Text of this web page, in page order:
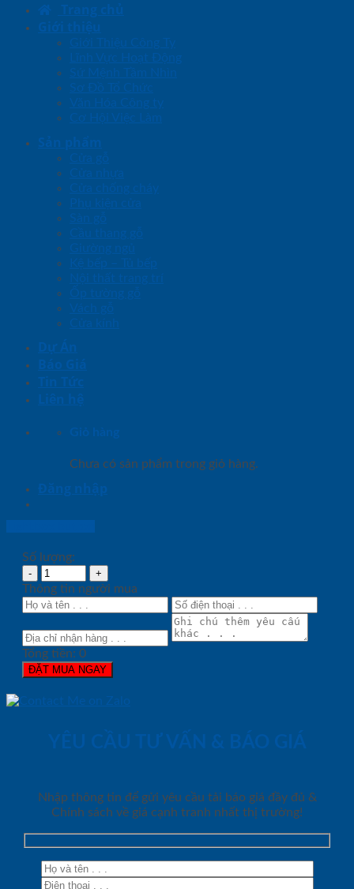
Trang chủ
Giới thiệu
Giới Thiệu Công Ty
Lĩnh Vực Hoạt Động
Sứ Mệnh Tầm Nhìn
Sơ Đồ Tổ Chức
Văn Hóa Công ty
Cơ Hội Việc Làm
Sản phẩm
Cửa gỗ
Cửa nhựa
Cửa chống cháy
Phụ kiện cửa
Sàn gỗ
Cầu thang gỗ
Giường ngủ
Kệ bếp – Tủ bếp
Nội thất trang trí
Ốp tường gỗ
Vách gỗ
Cửa kính
Dự Án
Báo Giá
Tin Tức
Liên hệ
Giỏ hàng
Chưa có sản phẩm trong giỏ hàng.
Đăng nhập
Số lượng:
Thông tin người mua
Tổng tiền: 0
ĐẶT MUA NGAY
YÊU CẦU TƯ VẤN & BÁO GIÁ
Nhập thông tin để gửi yêu cầu tải báo giá đầy đủ &
Chính sách về giá cạnh tranh nhất thị trường!